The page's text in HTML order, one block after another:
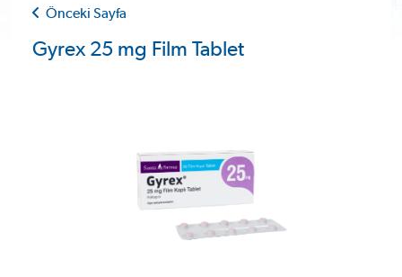
Önceki Sayfa
Gyrex 25 mg Film Tablet